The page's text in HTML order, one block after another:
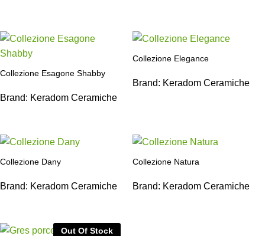
Collezione Esagone Shabby
Brand: Keradom Ceramiche
Collezione Elegance
Brand: Keradom Ceramiche
Collezione Dany
Brand: Keradom Ceramiche
Collezione Natura
Brand: Keradom Ceramiche
Out Of Stock